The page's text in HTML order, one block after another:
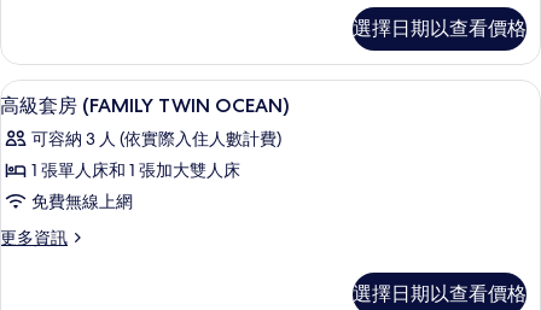
所
有
相
片
詳
MOUNTAIN)
的
所
有
相
片
套
房
(FAMILY
MOUNTAIN)
的
情
選擇日期以查看價格
顯
示
高
級
套
房
高級寢具、舒適加層、客房內保險箱、
4
高級套房 (FAMILY TWIN OCEAN)
可容納 3 人 (依實際入住人數計費)
1 張單人床和 1 張加大雙人床
免費無線上網
更多資訊
更
選擇日期以查看價格